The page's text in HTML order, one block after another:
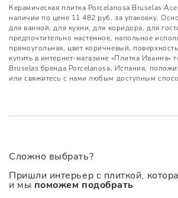
Керамическая плитка Porcelanosa Bruselas
наличии по цене 11 482 руб. за упаковку.
для ванной, для кухни, для коридора, для
предпочтительно настенное, напольное
прямоугольная, цвет коричневый,
купить в интернет-магазине «Плитка Иванна»
Bruselas бренда Porcelanosa, Испания,
или свяжитесь с нами любым доступным
Сложно выбрать?
Пришли интерьер с плиткой,
и мы поможем подобрать